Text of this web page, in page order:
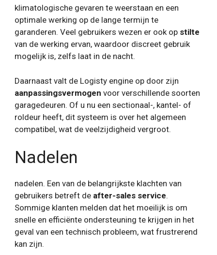
klimatologische gevaren te weerstaan ​​en een
optimale werking op de lange termijn te
garanderen. Veel gebruikers wezen er ook op stilte
van de werking ervan, waardoor discreet gebruik
mogelijk is, zelfs laat in de nacht.
Daarnaast valt de Logisty engine op door zijn
aanpassingsvermogen voor verschillende soorten
garagedeuren. Of u nu een sectionaal-, kantel- of
roldeur heeft, dit systeem is over het algemeen
compatibel, wat de veelzijdigheid vergroot.
Nadelen
nadelen. Een van de belangrijkste klachten van
gebruikers betreft de after-sales service.
Sommige klanten melden dat het moeilijk is om
snelle en efficiënte ondersteuning te krijgen in het
geval van een technisch probleem, wat frustrerend
kan zijn.